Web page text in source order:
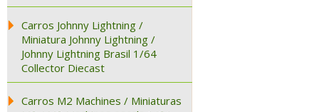
Carros Johnny Lightning /
Miniatura Johnny Lightning /
Johnny Lightning Brasil 1/64
Collector Diecast
Carros M2 Machines / Miniaturas